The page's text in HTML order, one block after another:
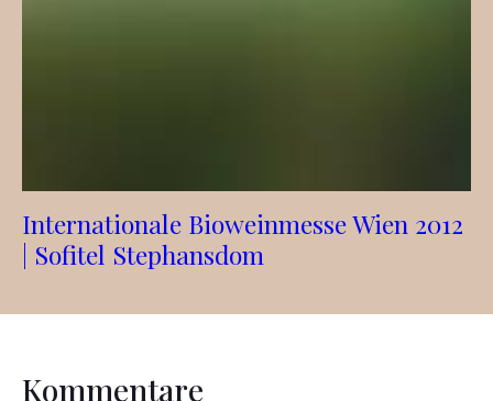
Internationale Bioweinmesse Wien 2012
| Sofitel Stephansdom
Kommentare